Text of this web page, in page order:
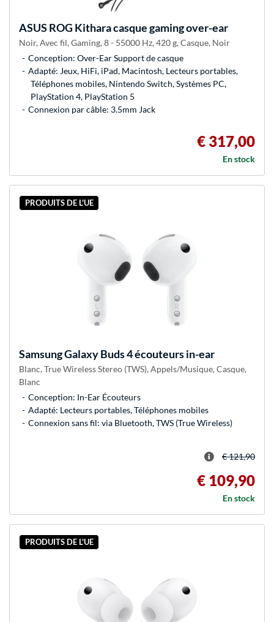
ASUS ROG Kithara casque gaming over-ear
Noir, Avec fil, Gaming, 8 - 55000 Hz, 420 g, Casque, Noir
Conception: Over-Ear Support de casque
Adapté: Jeux, HiFi, iPad, Macintosh, Lecteurs portables,
Téléphones mobiles, Nintendo Switch, Systèmes PC,
PlayStation 4, PlayStation 5
Connexion par câble: 3.5mm Jack
€ 317,00
En stock
PRODUITS DE L'UE
SamsungGalaxy Buds 4 écouteurs in-ear
Blanc, True Wireless Stereo (TWS), Appels/Musique, Casque,
Blanc
Conception: In-Ear Écouteurs
Adapté: Lecteurs portables, Téléphones mobiles
Connexion sans fil: via Bluetooth, TWS (True Wireless)
€ 121,90
€ 109,90
En stock
PRODUITS DE L'UE